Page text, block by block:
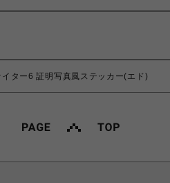
ター6 証明写真風ステッカー(エド)